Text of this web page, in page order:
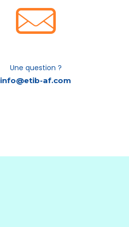
Une question ?
info@etib-af.com